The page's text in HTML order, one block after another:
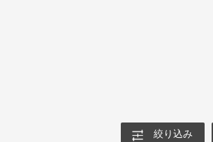
絞り込み